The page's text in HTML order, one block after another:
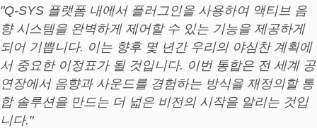
"Q-SYS 플랫폼 내에서 플러그인을 사용하여 액티브 음
향 시스템을 완벽하게 제어할 수 있는 기능을 제공하게
되어 기쁩니다. 이는 향후 몇 년간 우리의 야심찬 계획에
서 중요한 이정표가 될 것입니다. 이번 통합은 전 세계 공
연장에서 음향과 사운드를 경험하는 방식을 재정의할 통
합 솔루션을 만드는 더 넓은 비전의 시작을 알리는 것입
니다."